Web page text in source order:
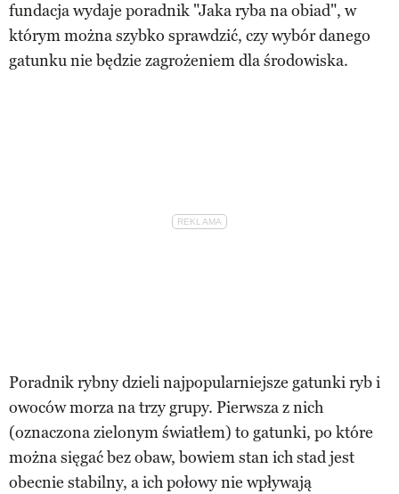
fundacja wydaje poradnik "Jaka ryba na obiad", w
którym można szybko sprawdzić, czy wybór danego
gatunku nie będzie zagrożeniem dla środowiska.
Poradnik rybny dzieli najpopularniejsze gatunki ryb i
owoców morza na trzy grupy. Pierwsza z nich
(oznaczona zielonym światłem) to gatunki, po które
można sięgać bez obaw, bowiem stan ich stad jest
obecnie stabilny, a ich połowy nie wpływają